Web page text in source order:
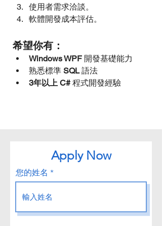
使用者需求洽談。
軟體開發成本評估。
希望你有：
Windows WPF 開發基礎能力
熟悉標準 SQL 語法
3年以上 C# 程式開發經驗
Apply Now
您的姓名